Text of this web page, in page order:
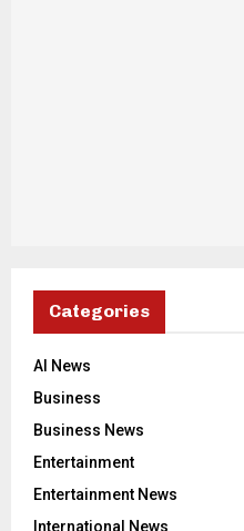
Categories
AI News
Business
Business News
Entertainment
Entertainment News
International News